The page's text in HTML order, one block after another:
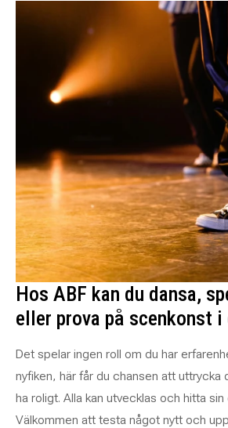
Hos ABF kan du dansa,
eller prova på scenkonst
Det spelar ingen roll om du har
nyfiken, här får du chansen att uttrycka
ha roligt. Alla kan utvecklas och hitta sin
Välkommen att testa något nytt och